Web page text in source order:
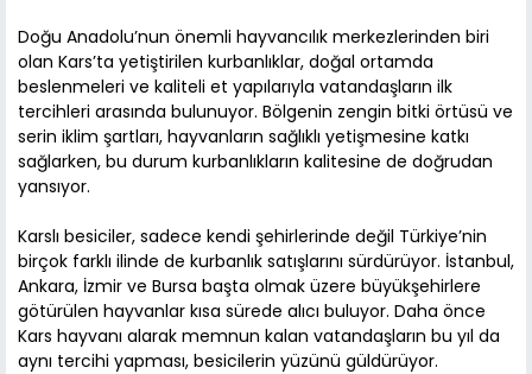
Doğu Anadolu’nun önemli hayvancılık merkezlerinden biri
olan Kars’ta yetiştirilen kurbanlıklar, doğal ortamda
beslenmeleri ve kaliteli et yapılarıyla vatandaşların ilk
tercihleri arasında bulunuyor. Bölgenin zengin bitki örtüsü ve
serin iklim şartları, hayvanların sağlıklı yetişmesine katkı
sağlarken, bu durum kurbanlıkların kalitesine de doğrudan
yansıyor.
Karslı besiciler, sadece kendi şehirlerinde değil Türkiye’nin
birçok farklı ilinde de kurbanlık satışlarını sürdürüyor. İstanbul,
Ankara, İzmir ve Bursa başta olmak üzere büyükşehirlere
götürülen hayvanlar kısa sürede alıcı buluyor. Daha önce
Kars hayvanı alarak memnun kalan vatandaşların bu yıl da
aynı tercihi yapması, besicilerin yüzünü güldürüyor.